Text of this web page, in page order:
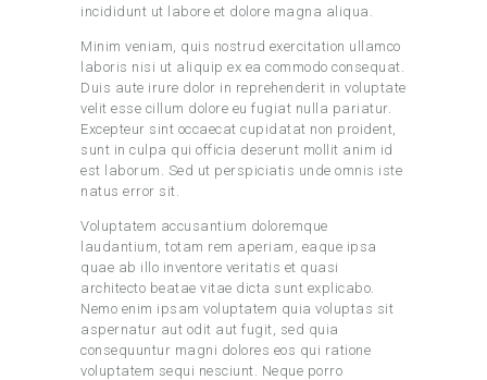
incididunt ut labore et dolore magna aliqua.
Minim veniam, quis nostrud exercitation ullamco
laboris nisi ut aliquip ex ea commodo consequat.
Duis aute irure dolor in reprehenderit in voluptate
velit esse cillum dolore eu fugiat nulla pariatur.
Excepteur sint occaecat cupidatat non proident,
sunt in culpa qui officia deserunt mollit anim id
est laborum. Sed ut perspiciatis unde omnis iste
natus error sit.
Voluptatem accusantium doloremque
laudantium, totam rem aperiam, eaque ipsa
quae ab illo inventore veritatis et quasi
architecto beatae vitae dicta sunt explicabo.
Nemo enim ipsam voluptatem quia voluptas sit
aspernatur aut odit aut fugit, sed quia
consequuntur magni dolores eos qui ratione
voluptatem sequi nesciunt. Neque porro